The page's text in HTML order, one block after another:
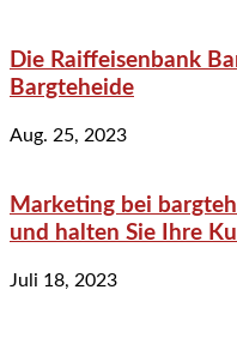
Die Raiffeisenbank
Bargteheide
Aug. 25, 2023
Marketing bei
und halten Sie Ihre
Juli 18, 2023